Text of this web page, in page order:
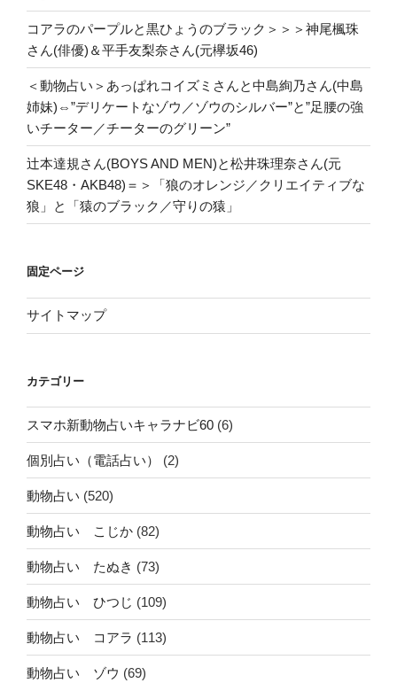
コアラのパープルと黒ひょうのブラック＞＞＞神尾楓珠
さん(俳優)＆平手友梨奈さん(元欅坂46)
＜動物占い＞あっぱれコイズミさんと中島絢乃さん(中島
姉妹)⇔”デリケートなゾウ／ゾウのシルバー”と”足腰の強
いチーター／チーターのグリーン”
辻本達規さん(BOYS AND MEN)と松井珠理奈さん(元
SKE48・AKB48)＝＞「狼のオレンジ／クリエイティブな
狼」と「猿のブラック／守りの猿」
固定ページ
サイトマップ
カテゴリー
スマホ新動物占いキャラナビ60 (6)
個別占い（電話占い） (2)
動物占い (520)
動物占い こじか (82)
動物占い たぬき (73)
動物占い ひつじ (109)
動物占い コアラ (113)
動物占い ゾウ (69)